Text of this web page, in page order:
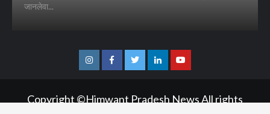
जानलेवा...
InstagramFacebookTwitterLinkedinYoutube
Copyright ©Himwant Pradesh News All rights